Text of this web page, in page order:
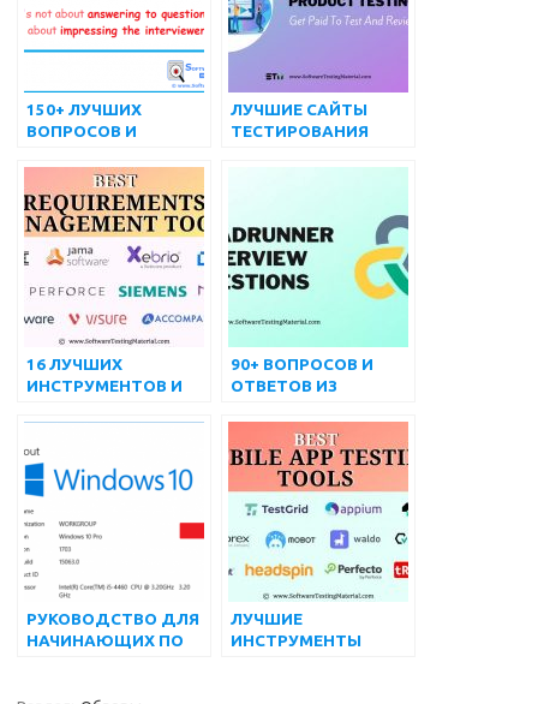
150+ ЛУЧШИХ
ВОПРОСОВ И
ИНТЕРВЬЮ О
ТЕСТИРОВАНИИ
ПРОГРАММНОГО
ОБЕСПЕЧЕНИЯ
ЛУЧШИЕ САЙТЫ
ТЕСТИРОВАНИЯ
ПОЛУЧАЙТЕ ПЛАТ ЗА
ОБЗОР ПРОДУКТОВ
16 ЛУЧШИХ
ИНСТРУМЕНТОВ И
ОБЕСПЕЧЕНИЯ ДЛЯ
УПРАВЛЕНИЯ
ТРЕБОВАНИЯМИ НА
2022 ГОД
90+ ВОПРОСОВ И
ОТВЕТОВ ИЗ
LOADRUNNER |
ОБНОВЛЕНИЕ 2022 г.
РУКОВОДСТВО ДЛЯ
НАЧИНАЮЩИХ ПО
ЛУЧШИЕ
ИНСТРУМЕНТЫ